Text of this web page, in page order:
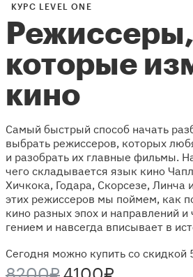
КУРС LEVEL ONE
Режиссеры,
которые
кино
Самый быстрый способ начать
выбрать режиссеров, которых
и разобрать их главные фильмы.
чего складывается язык кино
Хичкока, Годара, Скорсезе, Линча
этих режиссеров мы поймем, как
кино разных эпох и направлений и
гением и навсегда вписывает в
Сегодня можно купить со скидкой